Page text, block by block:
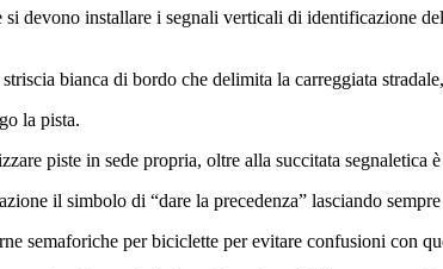
devono installare i segnali verticali di identificazione
bianca di bordo che delimita la carreggiata
la pista.
piste in sede propria, oltre alla succitata segnaletica
il simbolo di “dare la precedenza” lasciando
semaforiche per biciclette per evitare confusioni con